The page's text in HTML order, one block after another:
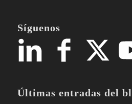
Síguenos
Últimas entradas del